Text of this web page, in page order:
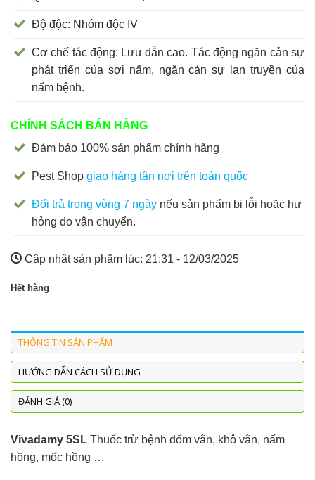
Độ độc: Nhóm độc IV
Cơ chế tác động: Lưu dẫn cao. Tác động ngăn cản sự
phát triển của sợi nấm, ngăn cản sự lan truyền của
nấm bệnh.
CHÍNH SÁCH BÁN HÀNG
Đảm bảo 100% sản phẩm chính hãng
Pest Shop giao hàng tận nơi trên toàn quốc
Đổi trả trong vòng 7 ngày nếu sản phẩm bị lỗi hoặc hư
hỏng do vận chuyển.
Cập nhật sản phẩm lúc: 21:31 - 12/03/2025
Hết hàng
THÔNG TIN SẢN PHẨM
HƯỚNG DẪN CÁCH SỬ DỤNG
ĐÁNH GIÁ (0)
Vivadamy 5SL Thuốc trừ bệnh đốm vằn, khô vằn, nấm
hồng, mốc hồng …